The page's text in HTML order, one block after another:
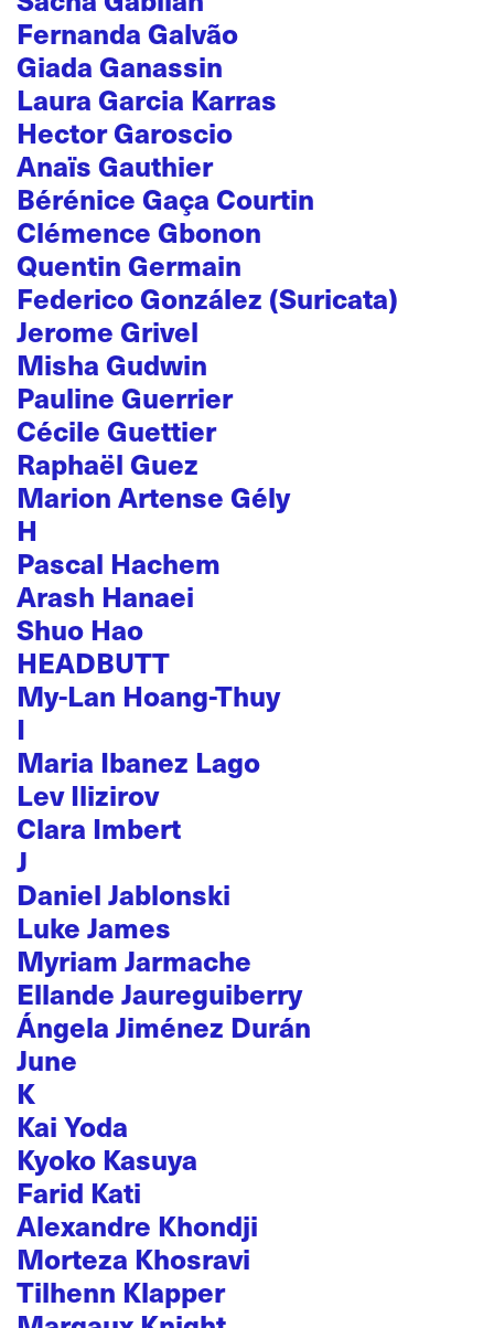
Fernanda Galvão
Giada Ganassin
Laura Garcia Karras
Hector Garoscio
Anaïs Gauthier
Bérénice Gaça Courtin
Clémence Gbonon
Quentin Germain
Federico González (Suricata)
Jerome Grivel
Misha Gudwin
Pauline Guerrier
Cécile Guettier
Raphaël Guez
Marion Artense Gély
H
Pascal Hachem
Arash Hanaei
Shuo Hao
HEADBUTT
My-Lan Hoang-Thuy
I
Maria Ibanez Lago
Lev Ilizirov
Clara Imbert
J
Daniel Jablonski
Luke James
Myriam Jarmache
Ellande Jaureguiberry
Ángela Jiménez Durán
June
K
Kai Yoda
Kyoko Kasuya
Farid Kati
Alexandre Khondji
Morteza Khosravi
Tilhenn Klapper